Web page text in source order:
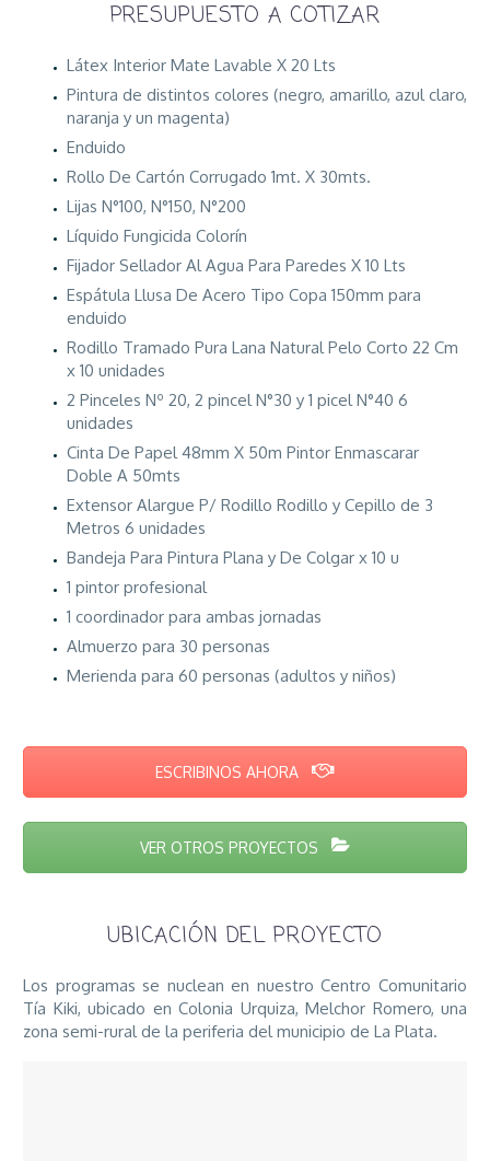
PRESUPUESTO A COTIZAR
Látex Interior Mate Lavable X 20 Lts
Pintura de distintos colores (negro, amarillo, azul claro,
naranja y un magenta)
Enduido
Rollo De Cartón Corrugado 1mt. X 30mts.
Lijas N°100, N°150, N°200
Líquido Fungicida Colorín
Fijador Sellador Al Agua Para Paredes X 10 Lts
Espátula Llusa De Acero Tipo Copa 150mm para
enduido
Rodillo Tramado Pura Lana Natural Pelo Corto 22 Cm
x 10 unidades
2 Pinceles Nº 20, 2 pincel N°30 y 1 picel N°40 6
unidades
Cinta De Papel 48mm X 50m Pintor Enmascarar
Doble A 50mts
Extensor Alargue P/ Rodillo Rodillo y Cepillo de 3
Metros 6 unidades
Bandeja Para Pintura Plana y De Colgar x 10 u
1 pintor profesional
1 coordinador para ambas jornadas
Almuerzo para 30 personas
Merienda para 60 personas (adultos y niños)
ESCRIBINOS AHORA
VER OTROS PROYECTOS
UBICACIÓN DEL PROYECTO
Los programas se nuclean en nuestro Centro Comunitario
Tía Kiki, ubicado en Colonia Urquiza, Melchor Romero, una
zona semi-rural de la periferia del municipio de La Plata.